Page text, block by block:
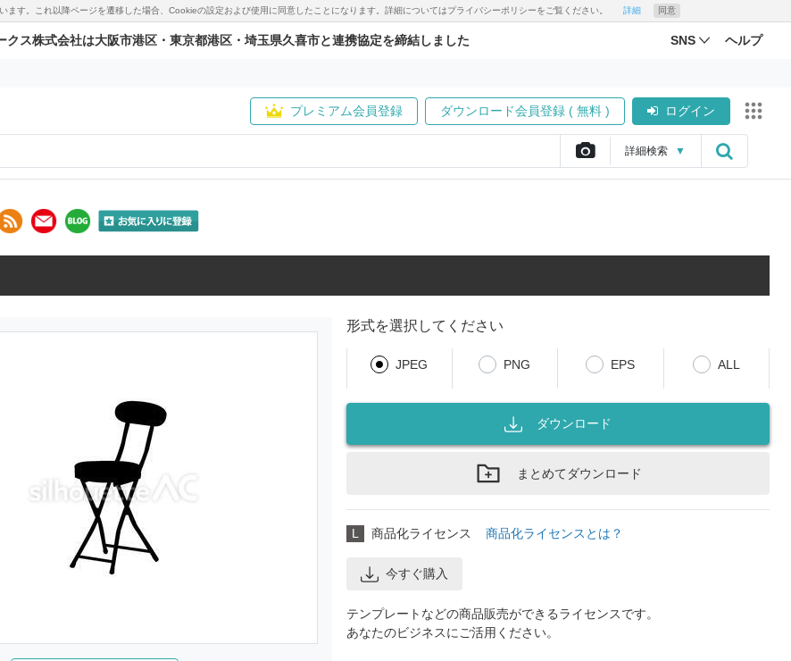
す。これ以降ページを遷移した場合、Cookieの設定および使用に同意したことになります。詳細についてはプライバシーポリシーをご覧ください。 詳細 同意
クス株式会社は大阪市港区・東京都港区・埼玉県久喜市と連携協定を締結しました SNS ヘルプ
プレミアム会員登録 ダウンロード会員登録 ( 無料 ) ログイン
詳細検索 ▼
形式を選択してください
JPEG PNG EPS ALL
ダウンロード
まとめてダウンロード
L 商品化ライセンス 商品化ライセンスとは？
今すぐ購入
テンプレートなどの商品販売ができるライセンスです。
あなたのビジネスにご活用ください。